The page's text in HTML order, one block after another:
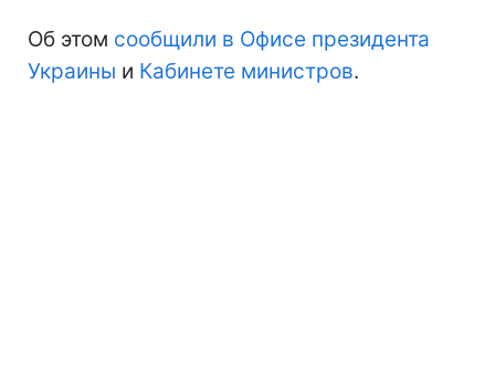
Об этом сообщили в Офисе президента
Украины и Кабинете министров.